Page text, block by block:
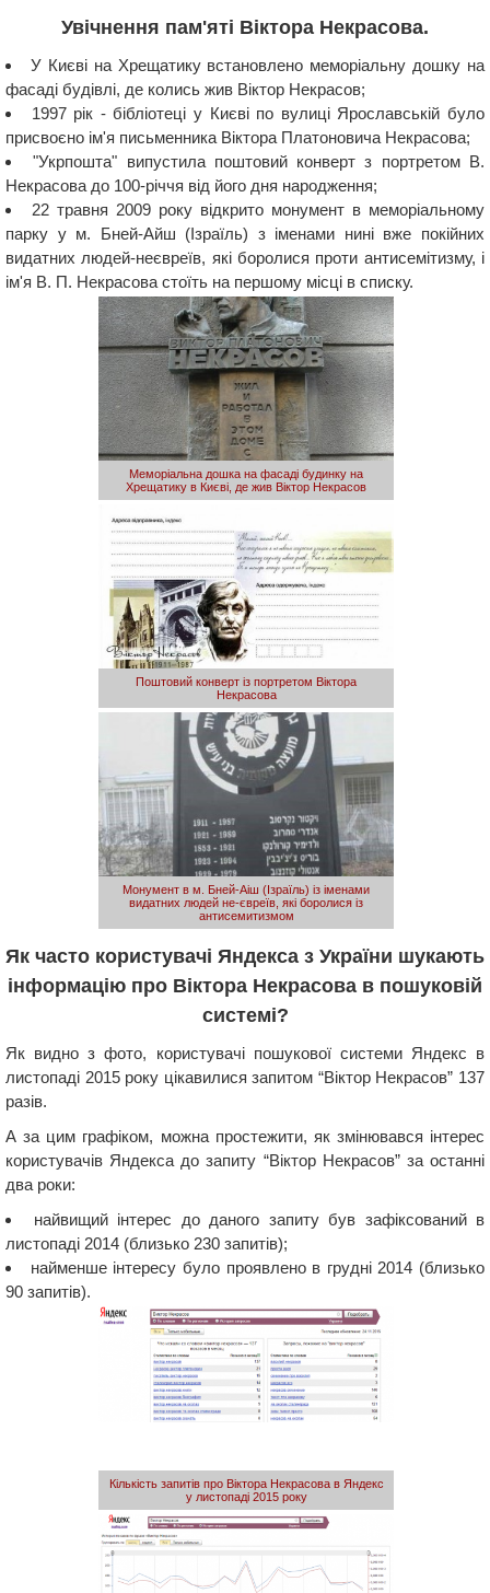
Увічнення пам'яті Віктора Некрасова.
У Києві на Хрещатику встановлено меморіальну дошку на
фасаді будівлі, де колись жив Віктор Некрасов;
1997 рік - бібліотеці у Києві по вулиці Ярославській було
присвоєно ім'я письменника Віктора Платоновича Некрасова;
"Укрпошта" випустила поштовий конверт з портретом В.
Некрасова до 100-річчя від його дня народження;
22 травня 2009 року відкрито монумент в меморіальному
парку у м. Бней-Айш (Ізраїль) з іменами нині вже покійних
видатних людей-неєвреїв, які боролися проти антисемітизму, і
ім'я В. П. Некрасова стоїть на першому місці в списку.
Меморіальна дошка на фасаді будинку на
Хрещатику в Києві, де жив Віктор Некрасов
Поштовий конверт із портретом Віктора
Некрасова
Монумент в м. Бней-Аіш (Ізраїль) із іменами
видатних людей не-євреїв, які боролися із
антисемитизмом
Як часто користувачі Яндекса з України шукають
інформацію про Віктора Некрасова в пошуковій
системі?
Як видно з фото, користувачі пошукової системи Яндекс в
листопаді 2015 року цікавилися запитом “Віктор Некрасов” 137
разів.
А за цим графіком, можна простежити, як змінювався інтерес
користувачів Яндекса до запиту “Віктор Некрасов” за останні
два роки:
найвищий інтерес до даного запиту був зафіксований в
листопаді 2014 (близько 230 запитів);
найменше інтересу було проявлено в грудні 2014 (близько
90 запитів).
Кількість запитів про Віктора Некрасова в Яндекс
у листопаді 2015 року